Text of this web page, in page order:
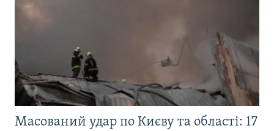
Масований удар по Києву та області: 17